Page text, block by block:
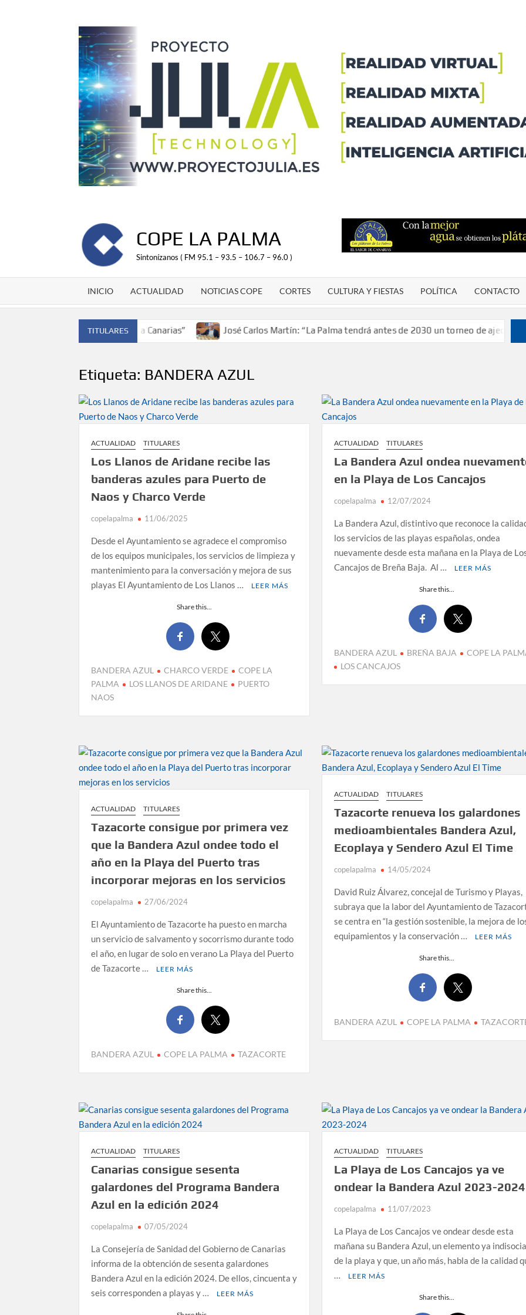
COPE LA PALMA
Sintonízanos ( FM 95.1 – 93.5 – 106.7 – 96.0 )
INICIO ACTUALIDAD NOTICIAS COPE CORTES CULTURA Y FIESTAS POLÍTICA CONTACTO
TITULARES
y traer el cinturón a Canarias” José Carlos Martín: “La Palma tendrá antes de 2030 un torneo de ajedrez con
Etiqueta: BANDERA AZUL
ACTUALIDAD TITULARES
Los Llanos de Aridane recibe las
banderas azules para Puerto de
Naos y Charco Verde
copelapalma 11/06/2025
Desde el Ayuntamiento se agradece el compromiso
de los equipos municipales, los servicios de limpieza y
mantenimiento para la conversación y mejora de sus
playas El Ayuntamiento de Los Llanos …
LEER MÁS
Share this...
BANDERA AZUL CHARCO VERDE
COPE LA
PALMA
LOS LLANOS DE ARIDANE
PUERTO
NAOS
ACTUALIDAD TITULARES
La Bandera Azul ondea
en la Playa de Los Cancajos
copelapalma 12/07/2024
La Bandera Azul, distintivo que reconoce la
los servicios de las playas españolas, ondea
nuevamente desde esta mañana en la Playa de
Cancajos de Breña Baja. Al …
LEER MÁS
Share this...
BANDERA AZUL BREÑA BAJA
COPE LA
LOS CANCAJOS
ACTUALIDAD TITULARES
Tazacorte consigue por primera vez
que la Bandera Azul ondee todo el
año en la Playa del Puerto tras
incorporar mejoras en los servicios
copelapalma 27/06/2024
El Ayuntamiento de Tazacorte ha puesto en marcha
un servicio de salvamento y socorrismo durante todo
el año, en lugar de solo en verano La Playa del Puerto
de Tazacorte …
LEER MÁS
Share this...
BANDERA AZUL COPE LA PALMA TAZACORTE
ACTUALIDAD TITULARES
Tazacorte renueva los galardones
medioambientales Bandera Azul,
Ecoplaya y Sendero Azul El Time
copelapalma 14/05/2024
David Ruiz Álvarez, concejal de Turismo y Playas,
subraya que la labor del Ayuntamiento de
se centra en “la gestión sostenible, la mejora de
equipamientos y la conservación …
LEER MÁS
Share this...
BANDERA AZUL COPE LA PALMA
ACTUALIDAD TITULARES
Canarias consigue sesenta
galardones del Programa Bandera
Azul en la edición 2024
copelapalma 07/05/2024
La Consejería de Sanidad del Gobierno de Canarias
informa de la obtención de sesenta galardones
Bandera Azul en la edición 2024. De ellos, cincuenta y
seis corresponden a playas y …
LEER MÁS
ACTUALIDAD TITULARES
La Playa de Los Cancajos ya ve
ondear la Bandera Azul 2023-2024
copelapalma 11/07/2023
La Playa de Los Cancajos ve ondear desde esta
mañana su Bandera Azul, un elemento ya
de la playa y que, un año más, habla de la calidad
…
LEER MÁS
Share this...